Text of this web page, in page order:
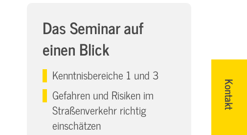
Kontakt
Das Seminar auf
einen Blick
Kenntnisbereiche 1 und 3
Gefahren und Risiken im
Straßenverkehr richtig
einschätzen